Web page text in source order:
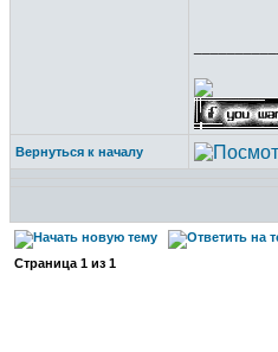
Вернуться к началу
Страница 1 из 1